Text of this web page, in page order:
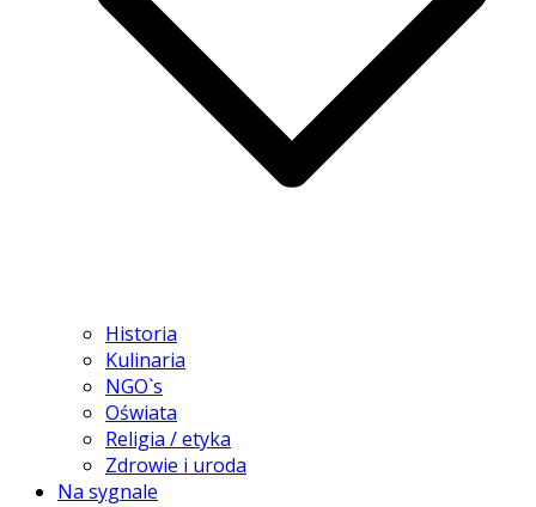
Historia
Kulinaria
NGO`s
Oświata
Religia / etyka
Zdrowie i uroda
Na sygnale